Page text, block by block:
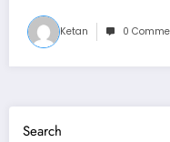
Ketan 0
Search